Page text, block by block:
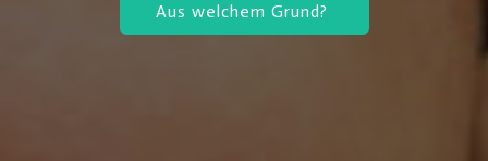
Aus welchem Grund?